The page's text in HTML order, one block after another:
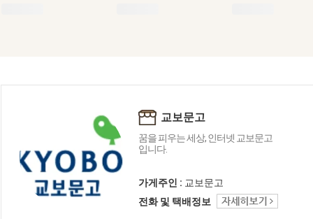
교보문고
꿈을 피우는 세상, 인터넷 교보문고
입니다.
가게주인 : 교보문고
전화 및 택배정보